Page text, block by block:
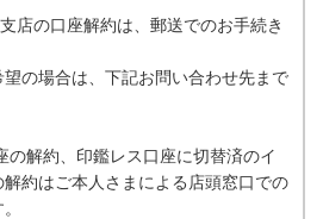
店の口座解約は、郵送でのお手続き
の場合は、下記お問い合わせ先まで
の解約、印鑑レス口座に切替済のイ
約はご本人さまによる店頭窓口での